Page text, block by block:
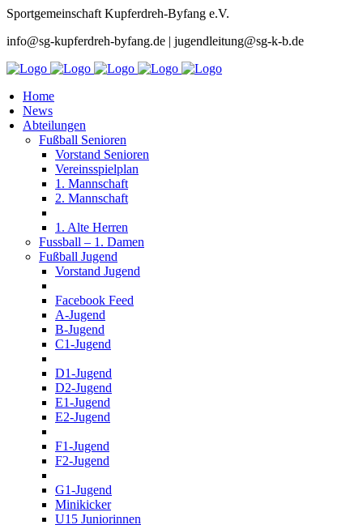
Sportgemeinschaft Kupferdreh-Byfang e.V.
info@sg-kupferdreh-byfang.de | jugendleitung@sg-k-b.de
Home
News
Abteilungen
Fußball Senioren
Vorstand Senioren
Vereinsspielplan
1. Mannschaft
2. Mannschaft
1. Alte Herren
Fussball – 1. Damen
Fußball Jugend
Vorstand Jugend
Facebook Feed
A-Jugend
B-Jugend
C1-Jugend
D1-Jugend
D2-Jugend
E1-Jugend
E2-Jugend
F1-Jugend
F2-Jugend
G1-Jugend
Minikicker
U15 Juniorinnen